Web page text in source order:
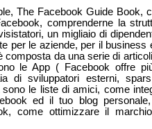
The Facebook Guide Book,
comprenderne la
un migliaio di
per le aziende, per il business
composta da una serie di
le App ( Facebook offre
di sviluppatori esterni,
le liste di amici, come
ed il tuo blog
come ottimizzare il